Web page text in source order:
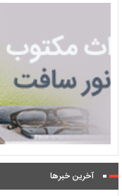
آخرین خبرها